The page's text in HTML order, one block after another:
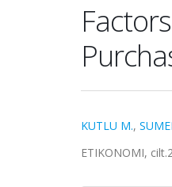
KUTLU M.,
ETIKONOMI,